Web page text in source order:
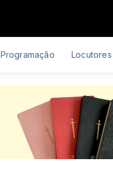
Programação Locutores